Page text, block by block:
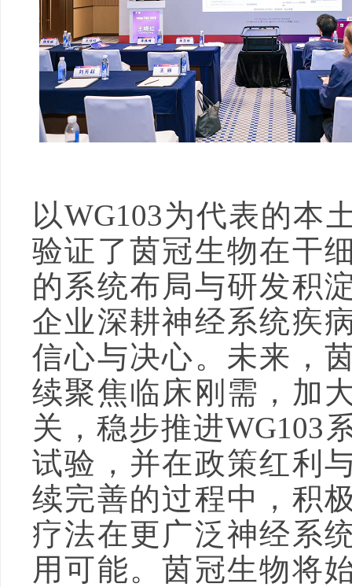
以WG103为代表的本
验证了茵冠生物在干
的系统布局与研发积
企业深耕神经系统疾
信心与决心。未来，
续聚焦临床刚需，加
关，稳步推进WG103
试验，并在政策红利
续完善的过程中，积
疗法在更广泛神经系
用可能。茵冠生物将